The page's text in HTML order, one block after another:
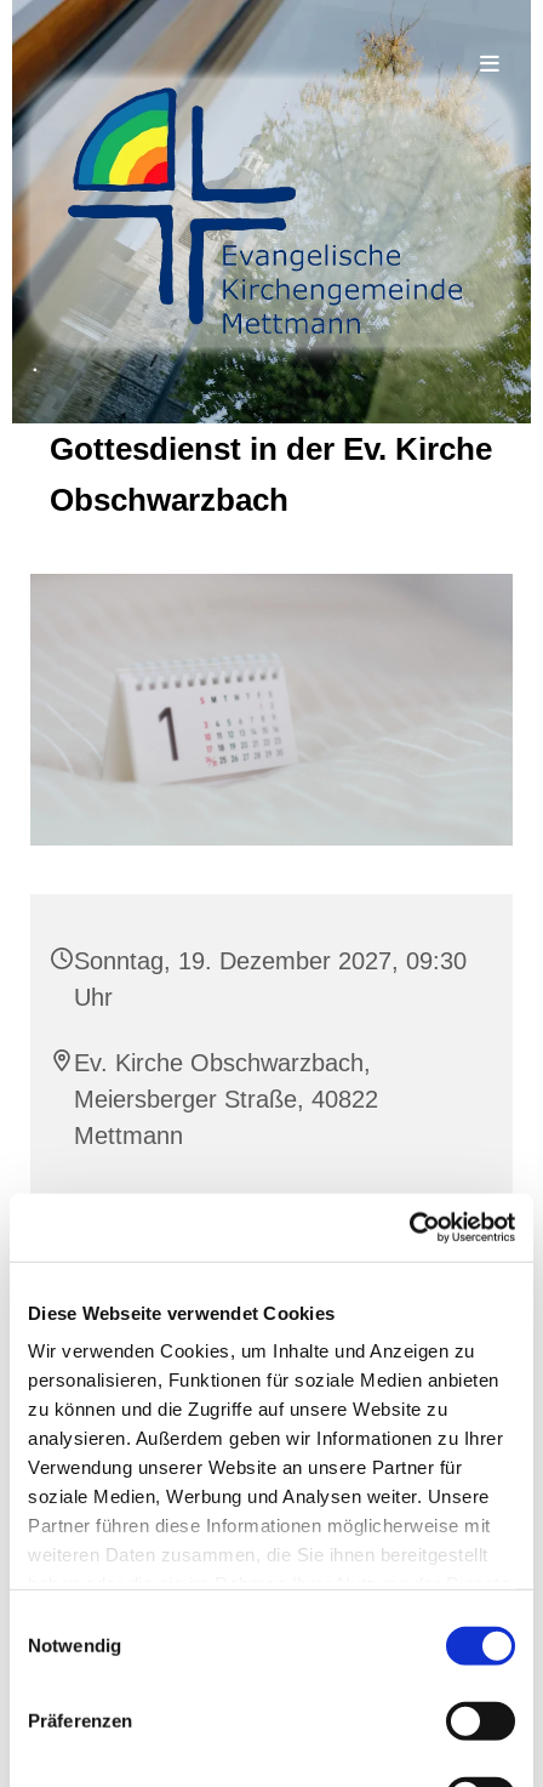
Diese Webseite verwendet Cookies
Wir verwenden Cookies, um Inhalte und Anzeigen zu
personalisieren, Funktionen für soziale Medien anbieten
zu können und die Zugriffe auf unsere Website zu
analysieren. Außerdem geben wir Informationen zu Ihrer
Verwendung unserer Website an unsere Partner für
soziale Medien, Werbung und Analysen weiter. Unsere
Partner führen diese Informationen möglicherweise mit
weiteren Daten zusammen, die Sie ihnen bereitgestellt
Notwendig
Präferenzen
.
Gottesdienst in der Ev. Kirche
Obschwarzbach
Sonntag, 19. Dezember 2027, 09:30
Uhr
Ev. Kirche Obschwarzbach,
Meiersberger Straße, 40822
Mettmann